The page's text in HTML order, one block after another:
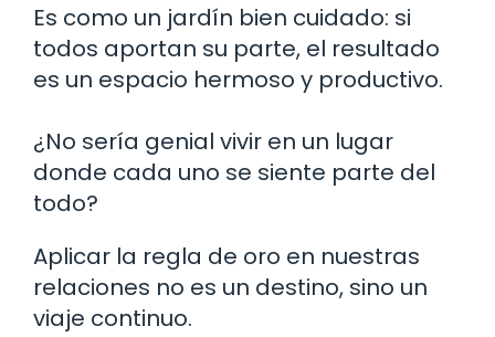
Es como un jardín bien cuidado: si
todos aportan su parte, el resultado
es un espacio hermoso y productivo.
¿No sería genial vivir en un lugar
donde cada uno se siente parte del
todo?
Aplicar la regla de oro en nuestras
relaciones no es un destino, sino un
viaje continuo.